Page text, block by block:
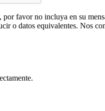
favor no incluya en su
o datos equivalentes. Nos